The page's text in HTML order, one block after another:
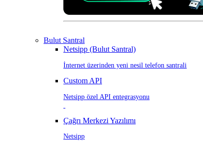
Bulut Santral
Netsipp (Bulut Santral)
İnternet üzerinden yeni nesil telefon santrali
Custom API
Netsipp özel API entegrasyonu
Çağrı Merkezi Yazılımı
Netsipp